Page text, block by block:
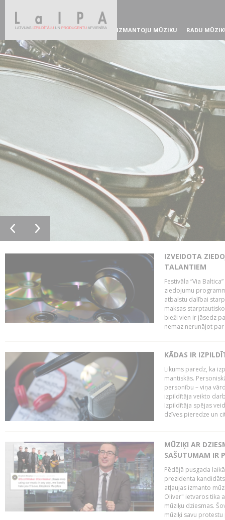
IZMANTOJU MŪZIKU RADU
IZVEIDOTA
TALANTIEM
Festivāla “Via
ziedojumu
atbalstu dalībai
maksas
bieži vien ir jāsedz
nemaz nerunājot
KĀDAS IR
Likums paredz, ka
mantiskās.
personību – viņa
izpildītāja veikto
Izpildītāja spējas
dzīves pieredze un
MŪZIĶI AR
SAŠUTUMAM IR
Pēdējā pusgada
prezidenta
atļaujas izmanto
Oliver" ietvaros tika
mūziķu dziesmas.
mūziķi savu